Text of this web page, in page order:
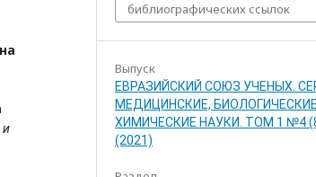
и
библиографических ссылок
Выпуск
ЕВРАЗИЙСКИЙ СОЮЗ УЧЕНЫХ.
МЕДИЦИНСКИЕ,
ХИМИЧЕСКИЕ НАУКИ. ТОМ 1 №4
(2021)